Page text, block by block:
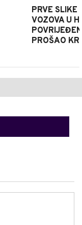
PRVE SLIKE
VOZOVA U
PROŠAO